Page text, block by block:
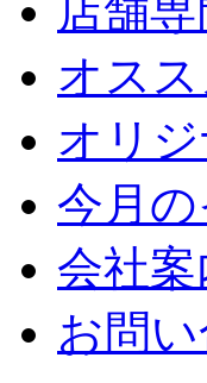
店舗
オス
オリ
今月
会社案
お問